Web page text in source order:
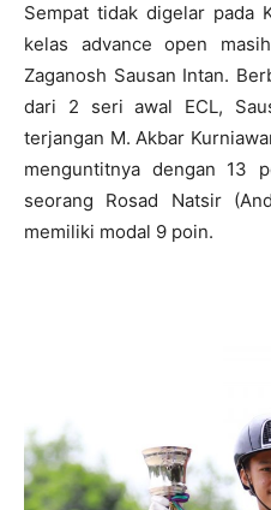
Sempat tidak digelar pada
kelas advance open
Zaganosh Sausan Intan.
dari 2 seri awal ECL,
terjangan M. Akbar
menguntitnya dengan 13
seorang Rosad Natsir
memiliki modal 9 poin.